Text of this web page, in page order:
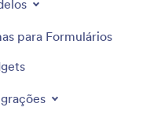
para Formulários